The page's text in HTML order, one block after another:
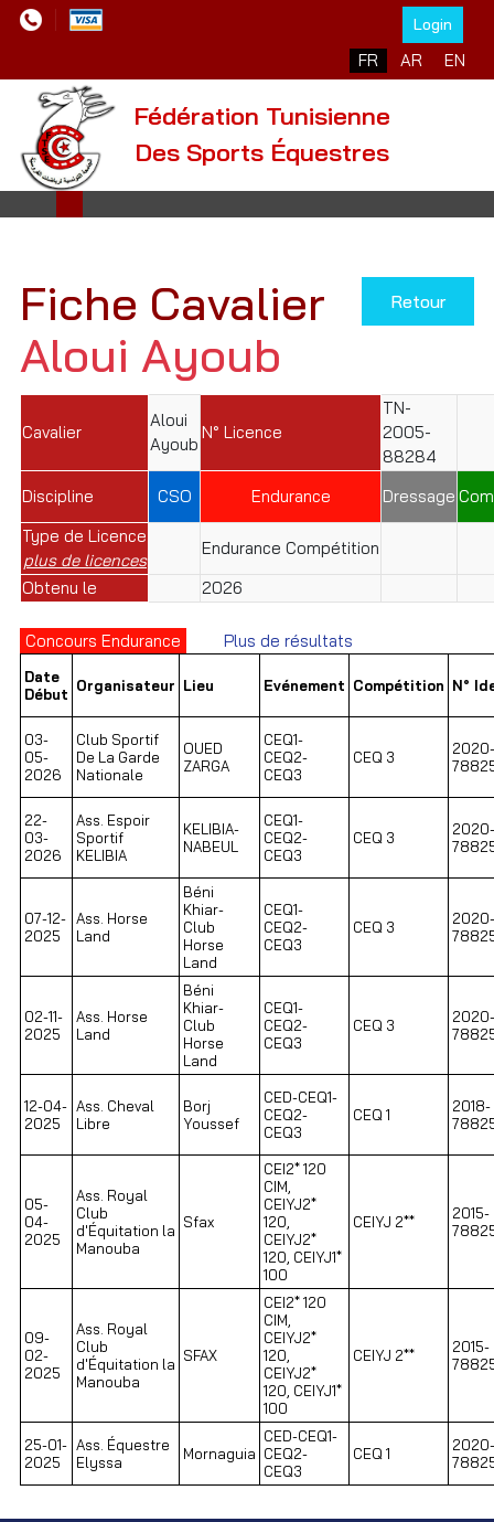
Login
Sélectionnez votre
FR AR EN
Fédération Tunisienne
Des Sports Équestres
Retour
Fiche Cavalier
Aloui Ayoub
Cavalier
Aloui
Ayoub
N° Licence
TN-
2005-
88284
Discipline
CSO Endurance Dressage
Type de Licence
plus de licences
Endurance Compétition
Obtenu le
2026
Concours Endurance Plus de résultats
Date
Début Organisateur Lieu Evénement Compétition N°
03-
05-
2026
Club Sportif
De La Garde
Nationale
OUED
ZARGA
CEQ1-
CEQ2-
CEQ3
CEQ 3
2020-
22-
03-
2026
Ass. Espoir
Sportif
KELIBIA
KELIBIA-
NABEUL
CEQ1-
CEQ2-
CEQ3
CEQ 3
2020-
07-12-
2025
Ass. Horse
Land
Béni
Khiar-
Club
Horse
Land
CEQ1-
CEQ2-
CEQ3
CEQ 3
2020-
02-11-
2025
Ass. Horse
Land
Béni
Khiar-
Club
Horse
Land
CEQ1-
CEQ2-
CEQ3
CEQ 3
2020-
12-04-
2025
Ass. Cheval
Libre
Borj
Youssef
CED-CEQ1-
CEQ2-
CEQ3
CEQ 1
2018-
05-
04-
2025
Ass. Royal
Club
d'Équitation la
Manouba
Sfax
CEI2* 120
CIM,
CEIYJ2*
120,
CEIYJ2*
120, CEIYJ1*
100
CEIYJ 2**
2015-
09-
02-
2025
Ass. Royal
Club
d'Équitation la
Manouba
SFAX
CEI2* 120
CIM,
CEIYJ2*
120,
CEIYJ2*
120, CEIYJ1*
100
CEIYJ 2**
2015-
25-01-
2025
Ass. Équestre
Elyssa
Mornaguia
CED-CEQ1-
CEQ2-
CEQ3
CEQ 1
2020-